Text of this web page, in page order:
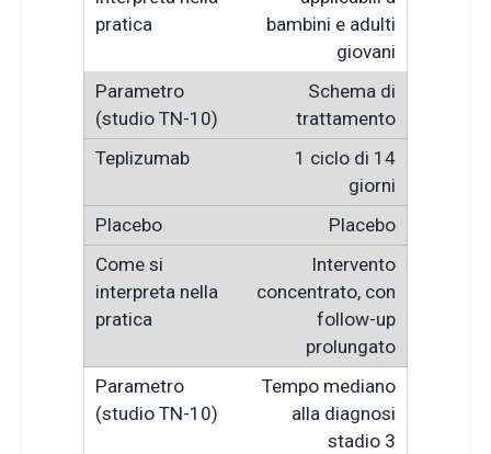
bambini e adulti
giovani
Schema di
trattamento
1 ciclo di 14
giorni
Placebo
Intervento
concentrato, con
follow-up
prolungato
Tempo mediano
alla diagnosi
stadio 3